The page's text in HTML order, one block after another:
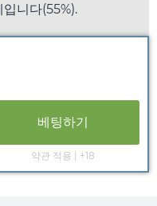
니다(55%).
베팅하기
약관 적용 | +18